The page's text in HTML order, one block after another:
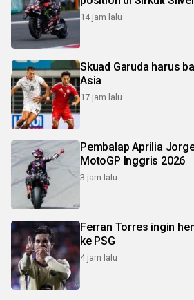
14 jam lalu
Skuad Garuda harus
Asia
17 jam lalu
Pembalap Aprilia
MotoGP Inggris 2026
3 jam lalu
Ferran Torres ingin
ke PSG
4 jam lalu